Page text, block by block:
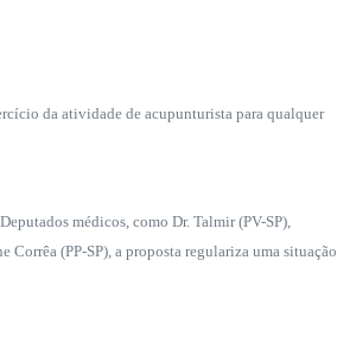
da atividade de acupunturista para qualquer
médicos, como Dr. Talmir (PV-SP),
(PP-SP), a proposta regulariza uma situação